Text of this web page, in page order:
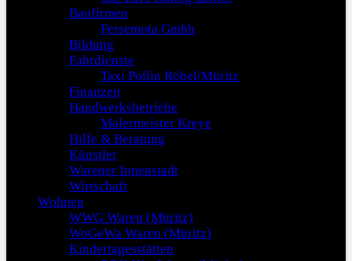
Baufirmen
Fersemota Gmbh
Bildung
Fahrdienste
Taxi Pollin Röbel/Müritz
Finanzen
Handwerksbetriebe
Malermeister Kreye
Hilfe & Beratung
Künstler
Warener Innenstadt
Wirtschaft
Wohnen
WWG Waren (Müritz)
WoGeWa Waren (Müritz)
Kindertagesstätten